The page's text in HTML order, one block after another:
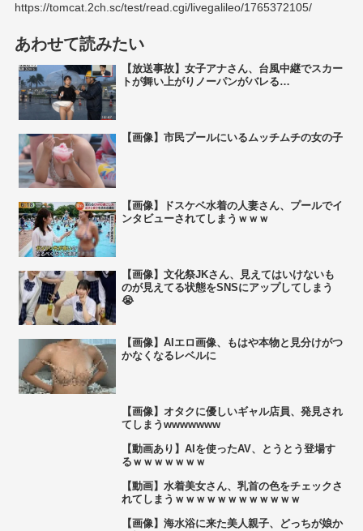
https://tomcat.2ch.sc/test/read.cgi/livegalileo/1765372105/
あわせて読みたい
【放送事故】女子アナさん、台風中継でスカー
トが舞い上がりノーパンがバレる…
【画像】市民プールにいるムッチムチの女の子
【画像】ドスケベ水着の人妻さん、プールでイ
ンタビューされてしまうｗｗｗ
【画像】文化祭JKさん、見えてはいけないも
のが見えてる状態をSNSにアップしてしまう
😭
【画像】AIエロ画像、もはや本物と見分けがつ
かなくなるレベルに
【画像】オタクに優しいギャル店員、発見され
てしまうwwwwwww
【動画あり】AIを使ったAV、とうとう登場す
るｗｗｗｗｗｗｗ
【動画】水着美女さん、乳首の色をチェックさ
れてしまうｗｗｗｗｗｗｗｗｗｗｗｗ
【画像】海水浴に来た美人親子、どっちが娘か